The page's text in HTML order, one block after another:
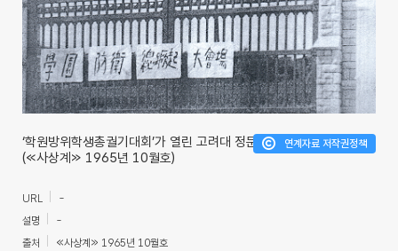
‘학원방위학생총궐기대회’가 열린 고려대 정문
(≪사상계≫ 1965년 10월호)
연계자료 저작권정책
URL
-
설명
-
출처
≪사상계≫ 1965년 10월호